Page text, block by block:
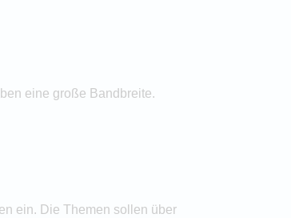
eine große Bandbreite.
ein. Die Themen sollen über